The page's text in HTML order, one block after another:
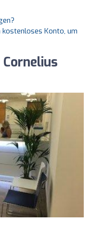
kostenloses Konto, um